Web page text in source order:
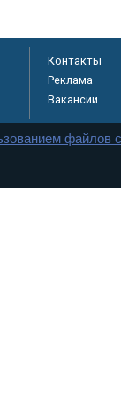
Контакты
Реклама
Вакансии
файлов